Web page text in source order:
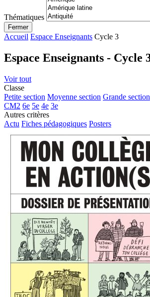
Thématiques
Fermer
Accueil Espace Enseignants Cycle 3
Espace Enseignants - Cycle
Voir tout
Classe
Petite section Moyenne section Grande section
CM2 6e 5e 4e 3e
Autres critères
Actu Fiches pédagogiques Posters